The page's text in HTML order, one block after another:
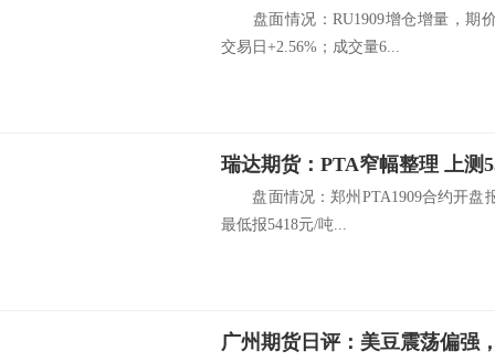
盘面情况：RU1909增仓增量，期价
交易日+2.56%；成交量6...
瑞达期货：PTA窄幅整理 上测
盘面情况：郑州PTA1909合约开盘
最低报5418元/吨...
广州期货日评：美豆震荡偏强